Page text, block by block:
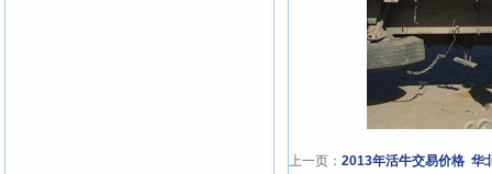
上一页： 2013年活牛交易价格 华